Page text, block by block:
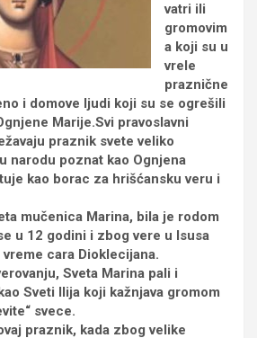
vatri ili
gromovim
a koji su u
vrele
praznične
i domove ljudi koji su se ogrešili
Marije.Svi pravoslavni
praznik svete veliko
narodu poznat kao Ognjena
kao borac za hrišćansku veru i
mučenica Marina, bila je rodom
u 12 godini i zbog vere u Isusa
cara Dioklecijana.
Sveta Marina pali i
Sveti Ilija koji kažnjava gromom
svece.
praznik, kada zbog velike